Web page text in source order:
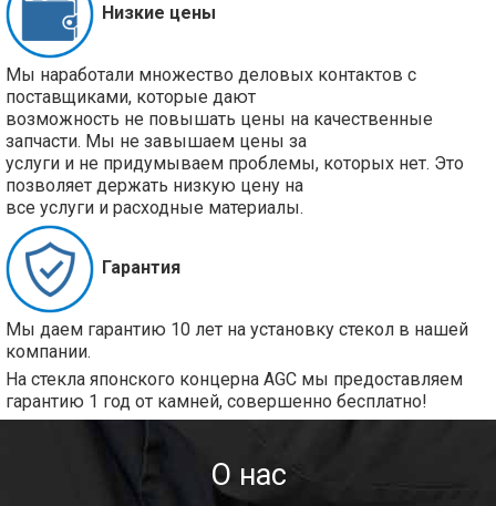
Низкие цены
Мы наработали множество деловых контактов с
поставщиками, которые дают
возможность не повышать цены на качественные
запчасти. Мы не завышаем цены за
услуги и не придумываем проблемы, которых нет. Это
позволяет держать низкую цену на
все услуги и расходные материалы.
Гарантия
Мы даем гарантию 10 лет на установку стекол в нашей
компании.
На стекла японского концерна AGC мы предоставляем
гарантию 1 год от камней, совершенно бесплатно!
О нас